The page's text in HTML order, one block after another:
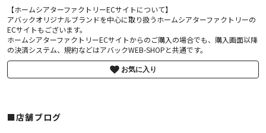
【ホームシアターファクトリーECサイトについて】
アバックオリジナルブランドを中心に取り扱うホームシアターファクトリーの
ECサイトもございます。
ホームシアターファクトリーECサイトからのご購入の場合でも、購入画面以降
の決済システム、規約などはアバックWEB-SHOPと共通です。
お気に入り
■店舗ブログ